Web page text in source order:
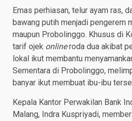
Emas perhiasan, telur ayam ras,
bawang putih menjadi pengerem
maupun Probolinggo. Khusus di
tarif ojek onlineroda dua akibat
lokal ikut membantu
Sementara di Probolinggo,
banyar ikut membuat ibu-ibu
Kepala Kantor Perwakilan Bank
Malang, Indra Kuspriyadi,